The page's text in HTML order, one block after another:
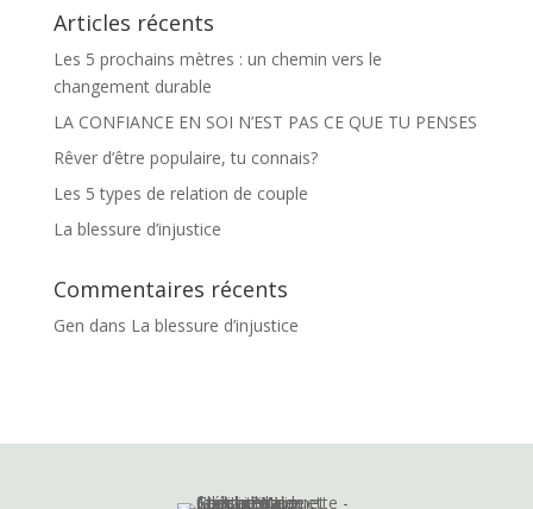
Articles récents
Les 5 prochains mètres : un chemin vers le
changement durable
LA CONFIANCE EN SOI N’EST PAS CE QUE TU PENSES
Rêver d’être populaire, tu connais?
Les 5 types de relation de couple
La blessure d’injustice
Commentaires récents
Gen dans La blessure d’injustice